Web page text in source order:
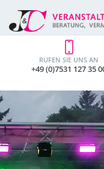
RUFEN SIE UNS AN
+49 (0)7531 127 35